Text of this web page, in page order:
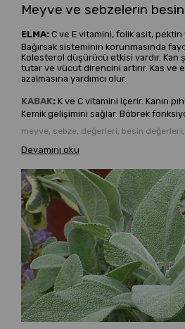
Meyve ve sebzelerin
ELMA: C ve E vitamini, folik asit,
Bağırsak sisteminin korunmasında
Kolesterol düşürücü etkisi vardır. Kan
tutar ve vücut direncini artırır. Kas ve
azalmasına yardımcı olur.
KABAK: K ve C vitamini içerir. Kanın
Kemik gelişimini sağlar. Böbrek
Devamını oku